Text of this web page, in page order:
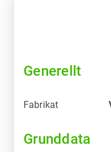
Generellt
Fabrikat
Grunddata